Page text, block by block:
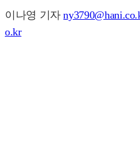
이나영 기자
o.kr